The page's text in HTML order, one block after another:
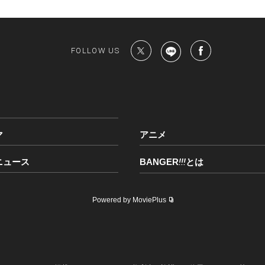
FOLLOW US
アニメ
ュース BANGER!!!とは
Powered by MoviePlus